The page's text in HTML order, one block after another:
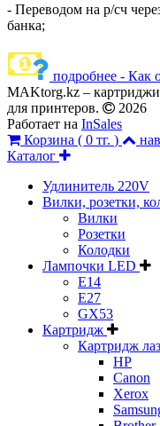
- Переводом на р/сч
банка;
подробнее - Как
MAKtorg.kz –
для принтеров.
2026
Работает на InSales
Корзина ( 0 тг. )
Каталог
Удлинитель 220V
Вилки, розетки,
Вилки
Розетки
Колодки
Лампочки LED
E14
E27
GX53
Картридж
Картридж
HP
Canon
Xerox